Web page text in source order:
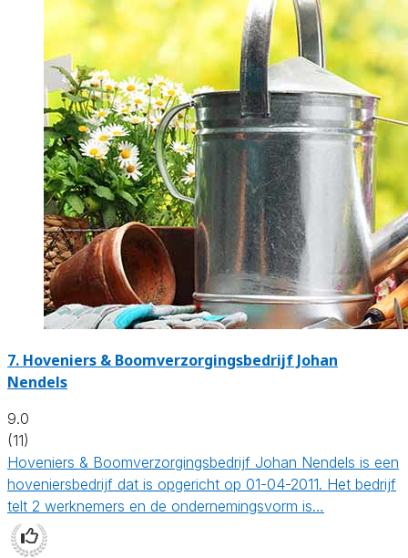
7. Hoveniers & Boomverzorgingsbedrijf Johan
Nendels
9.0
(11)
Hoveniers & Boomverzorgingsbedrijf Johan Nendels is een
hoveniersbedrijf dat is opgericht op 01-04-2011. Het bedrijf
telt 2 werknemers en de ondernemingsvorm is…